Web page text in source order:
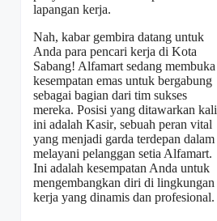
lapangan kerja.
Nah, kabar gembira datang untuk
Anda para pencari kerja di Kota
Sabang! Alfamart sedang membuka
kesempatan emas untuk bergabung
sebagai bagian dari tim sukses
mereka. Posisi yang ditawarkan kali
ini adalah Kasir, sebuah peran vital
yang menjadi garda terdepan dalam
melayani pelanggan setia Alfamart.
Ini adalah kesempatan Anda untuk
mengembangkan diri di lingkungan
kerja yang dinamis dan profesional.